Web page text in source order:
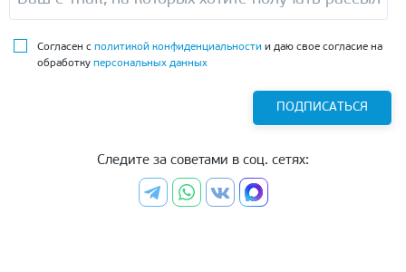
Согласен с политикой конфиденциальности и даю свое согласие на
обработку персональных данных
ПОДПИСАТЬСЯ
Следите за советами в соц. сетях: